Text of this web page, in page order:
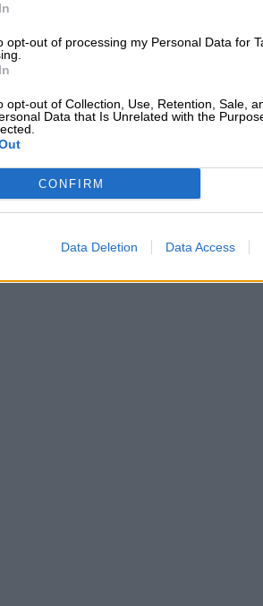
opt-out of processing my Personal Data for
opt-out of Collection, Use, Retention, Sale,
Data that Is Unrelated with the
CONFIRM
Data Deletion Data Access
modo tale da fondere la cera.
per nuovi disegni.
in colori da dita. In
e scioglierli con il phon.
acqua e farina.
Faur, che si è lasciato
fossero tessere di un